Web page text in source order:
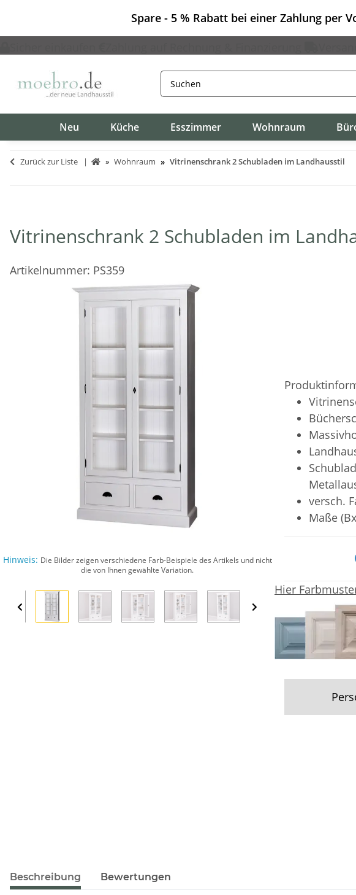
Spare - 5 % Rabatt bei einer Zahlung per
Neu Küche Esszimmer Wohnraum
Zurück zur Liste Wohnraum Vitrinenschrank 2 Schubladen im Landhausstil
Vitrinenschrank 2 Schubladen im
Artikelnummer: PS359
Hinweis: Die Bilder zeigen verschiedene Farb-Beispiele des Artikels und nicht
die von Ihnen gewählte Variation.
versch.
Maße
Hier
Beschreibung Bewertungen